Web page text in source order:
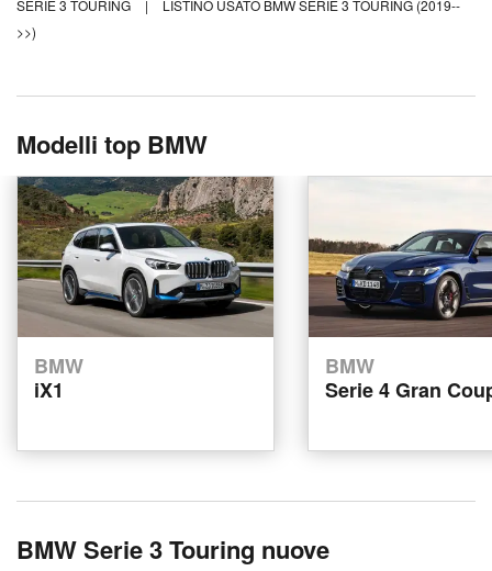
SERIE 3 TOURING
|
LISTINO USATO BMW SERIE 3 TOURING (2019--
>>)
Modelli top BMW
BMW
iX1
BMW
Serie 4 Gran
BMW Serie 3 Touring nuove